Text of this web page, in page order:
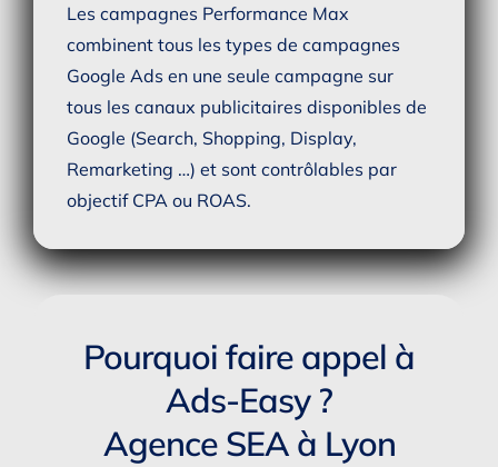
Les campagnes Performance Max
combinent tous les types de campagnes
Google Ads en une seule campagne sur
tous les canaux publicitaires disponibles de
Google (Search, Shopping, Display,
Remarketing …) et sont contrôlables par
objectif CPA ou ROAS.
Pourquoi faire appel à
Ads-Easy ?
Agence SEA à Lyon